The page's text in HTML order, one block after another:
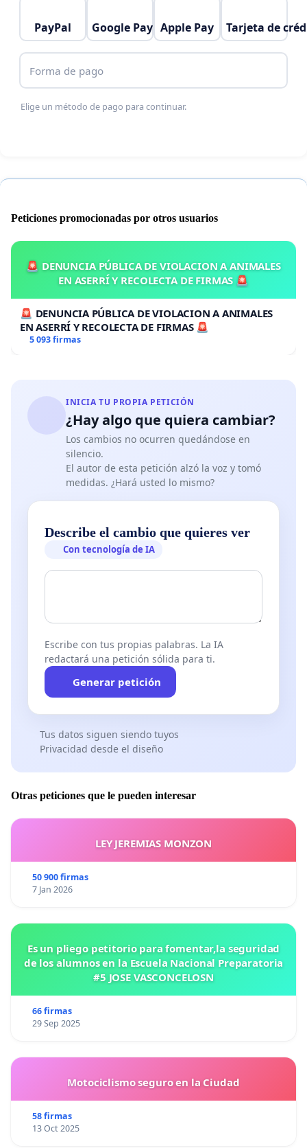
PayPal Google Pay Apple Pay Tarjeta de
Forma de pago
Elige un método de pago para continuar.
Peticiones promocionadas por otros usuarios
🚨 DENUNCIA PÚBLICA DE VIOLACION A ANIMALES
EN ASERRÍ Y RECOLECTA DE FIRMAS 🚨
🚨 DENUNCIA PÚBLICA DE VIOLACION A ANIMALES
EN ASERRÍ Y RECOLECTA DE FIRMAS 🚨
5 093 firmas
INICIA TU PROPIA PETICIÓN
¿Hay algo que quiera cambiar?
Los cambios no ocurren quedándose en
silencio.
El autor de esta petición alzó la voz y tomó
medidas. ¿Hará usted lo mismo?
Describe el cambio que quieres ver
Con tecnología de IA
Escribe con tus propias palabras. La IA
redactará una petición sólida para ti.
Generar petición
Tus datos siguen siendo tuyos
Privacidad desde el diseño
Otras peticiones que le pueden interesar
LEY JEREMIAS MONZON
50 900 firmas
7 Jan 2026
Es un pliego petitorio para fomentar,la seguridad
de los alumnos en la Escuela Nacional Preparatoria
#5 JOSE VASCONCELOSN
66 firmas
29 Sep 2025
Motociclismo seguro en la Ciudad
58 firmas
13 Oct 2025